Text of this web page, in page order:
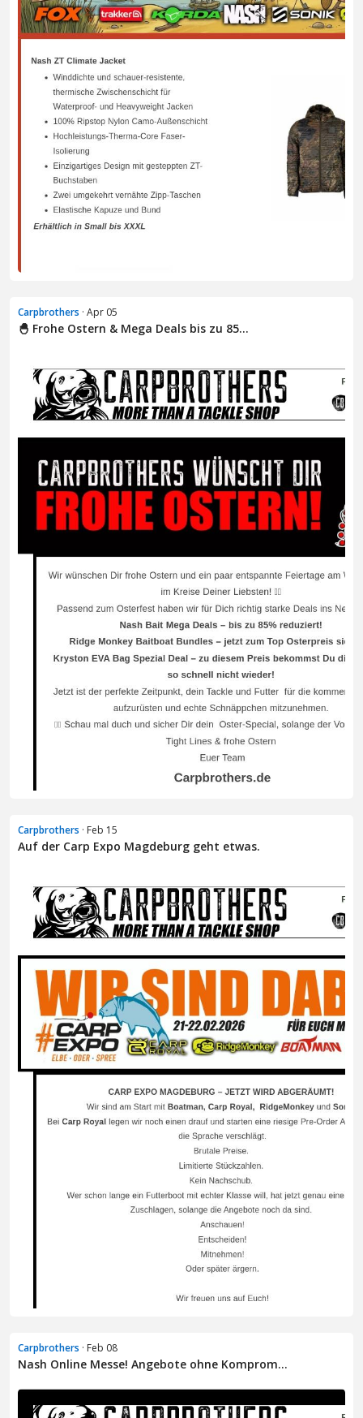
Carpbrothers · Apr 05
🐣 Frohe Ostern & Mega Deals bis zu 85...
Carpbrothers · Feb 15
Auf der Carp Expo Magdeburg geht etwas.
Carpbrothers · Feb 08
Nash Online Messe! Angebote ohne Komprom...